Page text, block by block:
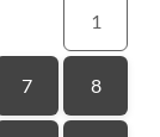
1
7 8